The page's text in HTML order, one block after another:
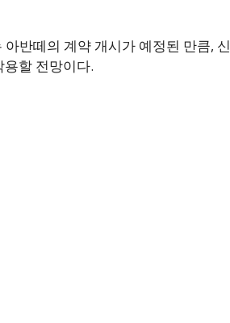
반떼의 계약 개시가 예정된 만큼, 신
할 전망이다.